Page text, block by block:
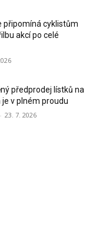
připomíná cyklistům
akcí po celé
předprodej lístků na
je v plném proudu
- 23. 7. 2026